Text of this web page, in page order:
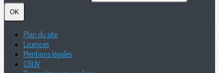
OK
Plan du site
Licences
Mentions légales
CGUV